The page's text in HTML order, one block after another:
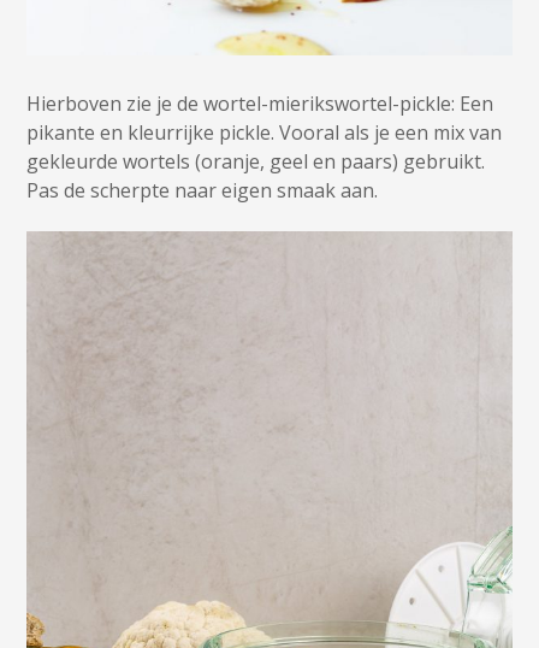
Hierboven zie je de wortel-mierikswortel-pickle: Een
pikante en kleurrijke pickle. Vooral als je een mix van
gekleurde wortels (oranje, geel en paars) gebruikt.
Pas de scherpte naar eigen smaak aan.